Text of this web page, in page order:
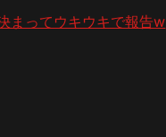
まってウキウキで報告w